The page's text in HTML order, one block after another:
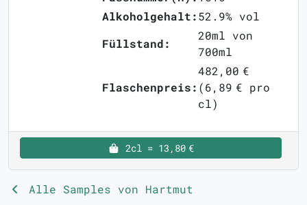
Alkoholgehalt:52.9% vol
Füllstand:
20ml von
700ml
Flaschenpreis:
482,00 €
(6,89 € pro
cl)
2cl = 13,80 €
Alle Samples von Hartmut